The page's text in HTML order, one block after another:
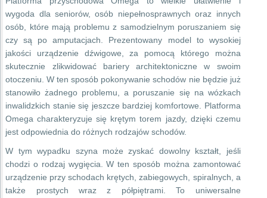
wygoda dla seniorów, osób niepełnosprawnych oraz innych
osób, które mają problemu z samodzielnym poruszaniem się
czy są po amputacjach. Prezentowany model to wysokiej
jakości urządzenie dźwigowe, za pomocą którego można
skutecznie zlikwidować bariery architektoniczne w swoim
otoczeniu. W ten sposób pokonywanie schodów nie będzie już
stanowiło żadnego problemu, a poruszanie się na wózkach
inwalidzkich stanie się jeszcze bardziej komfortowe. Platforma
Omega charakteryzuje się krętym torem jazdy, dzięki czemu
jest odpowiednia do różnych rodzajów schodów.
W tym wypadku szyna może zyskać dowolny kształt, jeśli
chodzi o rodzaj wygięcia. W ten sposób można zamontować
urządzenie przy schodach krętych, zabiegowych, spiralnych, a
także prostych wraz z półpiętrami. To uniwersalne